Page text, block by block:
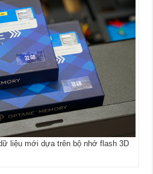
liệu mới dựa trên bộ nhớ flash 3D